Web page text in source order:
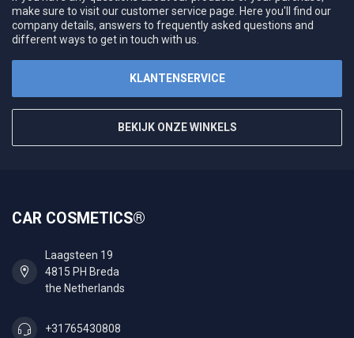
make sure to visit our customer service page. Here you'll find our
company details, answers to frequently asked questions and
different ways to get in touch with us.
KLANTENSERVICE
BEKIJK ONZE WINKELS
CAR COSMETICS®
Laagsteen 19
4815 PH Breda
the Netherlands
+31765430808